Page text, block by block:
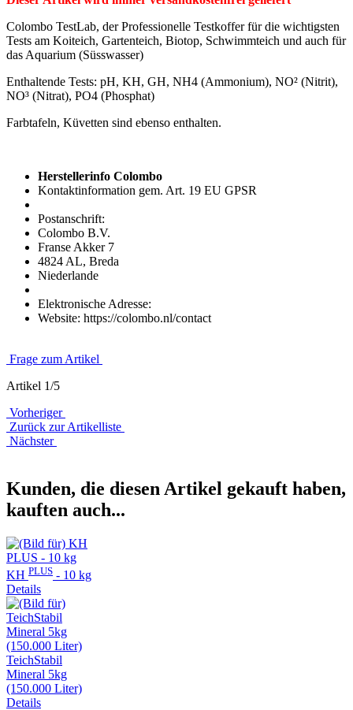
Colombo TestLab, der Professionelle Testkoffer für die wichtigsten
Tests am Koiteich, Gartenteich, Biotop, Schwimmteich und auch für
das Aquarium (Süsswasser)
Enthaltende Tests: pH, KH, GH, NH4 (Ammonium), NO² (Nitrit),
NO³ (Nitrat), PO4 (Phosphat)
Farbtafeln, Küvetten sind ebenso enthalten.
Herstellerinfo Colombo
Kontaktinformation gem. Art. 19 EU GPSR
Postanschrift:
Colombo B.V.
Franse Akker 7
4824 AL, Breda
Niederlande
Elektronische Adresse:
Website: https://colombo.nl/contact
Frage zum Artikel
Artikel 1/5
Vorheriger
Zurück zur Artikelliste
Nächster
Kunden, die diesen Artikel gekauft haben,
kauften auch...
KH PLUS - 10 kg
Details
TeichStabil
Mineral 5kg
(150.000 Liter)
Details